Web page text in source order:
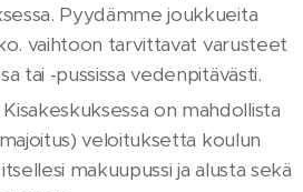
Pyydämme joukkueita
vaihtoon tarvittavat varusteet
tai -pussissa vedenpitävästi.
on mahdollista
veloituksetta koulun
makuupussi ja alusta sekä